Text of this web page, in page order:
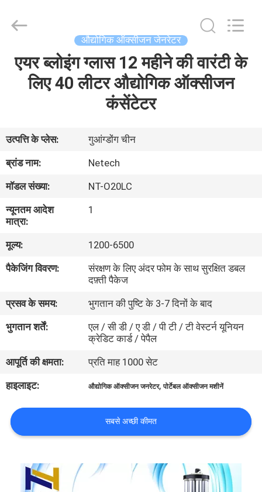
घर
हमारे
बारे
में
कारखाना
भ्रमण
गुणवत्ता
नियंत्रण
संपर्क
करें
समाचार
MERCHANTS
साइटमैप
Rights
औद्योगिक ऑक्सीजन जेनरेटर
एयर ब्लोइंग ग्लास 12 महीने की वारंटी के
लिए 40 लीटर औद्योगिक ऑक्सीजन
कंसेंटेटर
उत्पत्ति के प्लेस:
गुआंग्डोंग चीन
ब्रांड नाम:
Netech
मॉडल संख्या:
NT-O20LC
न्यूनतम आदेश
मात्रा:
1
मूल्य:
1200-6500
पैकेजिंग विवरण:
संरक्षण के लिए अंदर फोम के साथ सुरक्षित डबल
दफ़्ती पैकेज
प्रसव के समय:
भुगतान की पुष्टि के 3-7 दिनों के बाद
भुगतान शर्तें:
एल / सी डी / ए डी / पी टी / टी वेस्टर्न यूनियन
क्रेडिट कार्ड / पेपैल
आपूर्ति की क्षमता:
प्रति माह 1000 सेट
हाइलाइट:
औद्योगिक ऑक्सीजन जनरेटर,पोर्टेबल ऑक्सीजन मशीनें
सबसे अच्छी कीमत